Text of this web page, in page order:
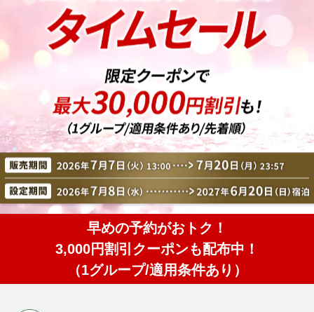
早めの予約がおトク！
3,000円割引クーポンも配布中！
（1グループ/適用条件あり）